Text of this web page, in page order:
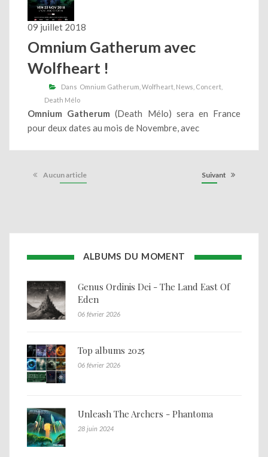
09 juillet 2018
Omnium Gatherum avec
Wolfheart !
Dans Omnium Gatherum Wolfheart News Concert
Death Mélo
Omnium Gatherum (Death Mélo) sera en France
pour deux dates au mois de Novembre, avec
Aucun article Suivant
ALBUMS DU MOMENT
Genus Ordinis Dei - The Land East Of
Eden
06 février 2026
Top albums 2025
06 février 2026
Unleash The Archers - Phantoma
28 juin 2024